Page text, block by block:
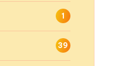
1
39